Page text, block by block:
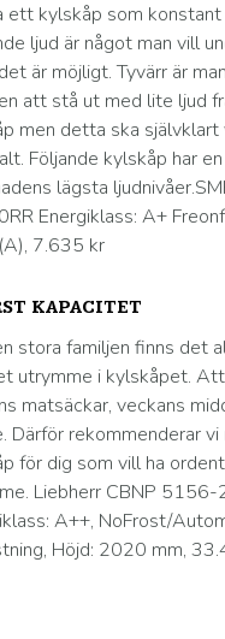
ett kylskåp som konstant
ljud är något man vill
är möjligt. Tyvärr är
att stå ut med lite ljud
men detta ska självklart
Följande kylskåp har
lägsta
Energiklass: A+
7.635 kr
KAPACITET
stora familjen finns det
utrymme i kylskåpet.
matsäckar, veckans
Därför rekommenderar vi
för dig som vill ha
Liebherr CBNP
A++, NoFrost/
Höjd: 2020 mm,